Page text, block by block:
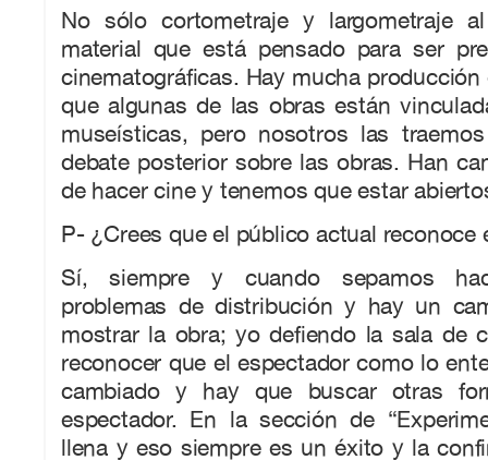
No sólo cortometraje y largometraje
material que está pensado para ser
cinematográficas. Hay mucha producción
que algunas de las obras están
museísticas, pero nosotros las
debate posterior sobre las obras. Han
de hacer cine y tenemos que estar
P- ¿Crees que el público actual reconoce
Sí, siempre y cuando sepamos
problemas de distribución y hay un
mostrar la obra; yo defiendo la sala de
reconocer que el espectador como lo
cambiado y hay que buscar otras
espectador. En la sección de
llena y eso siempre es un éxito y la